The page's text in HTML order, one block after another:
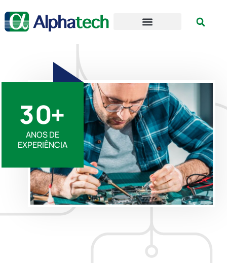
30+
ANOS DE
EXPERIÊNCIA